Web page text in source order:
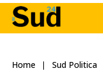
Home Sud Politica